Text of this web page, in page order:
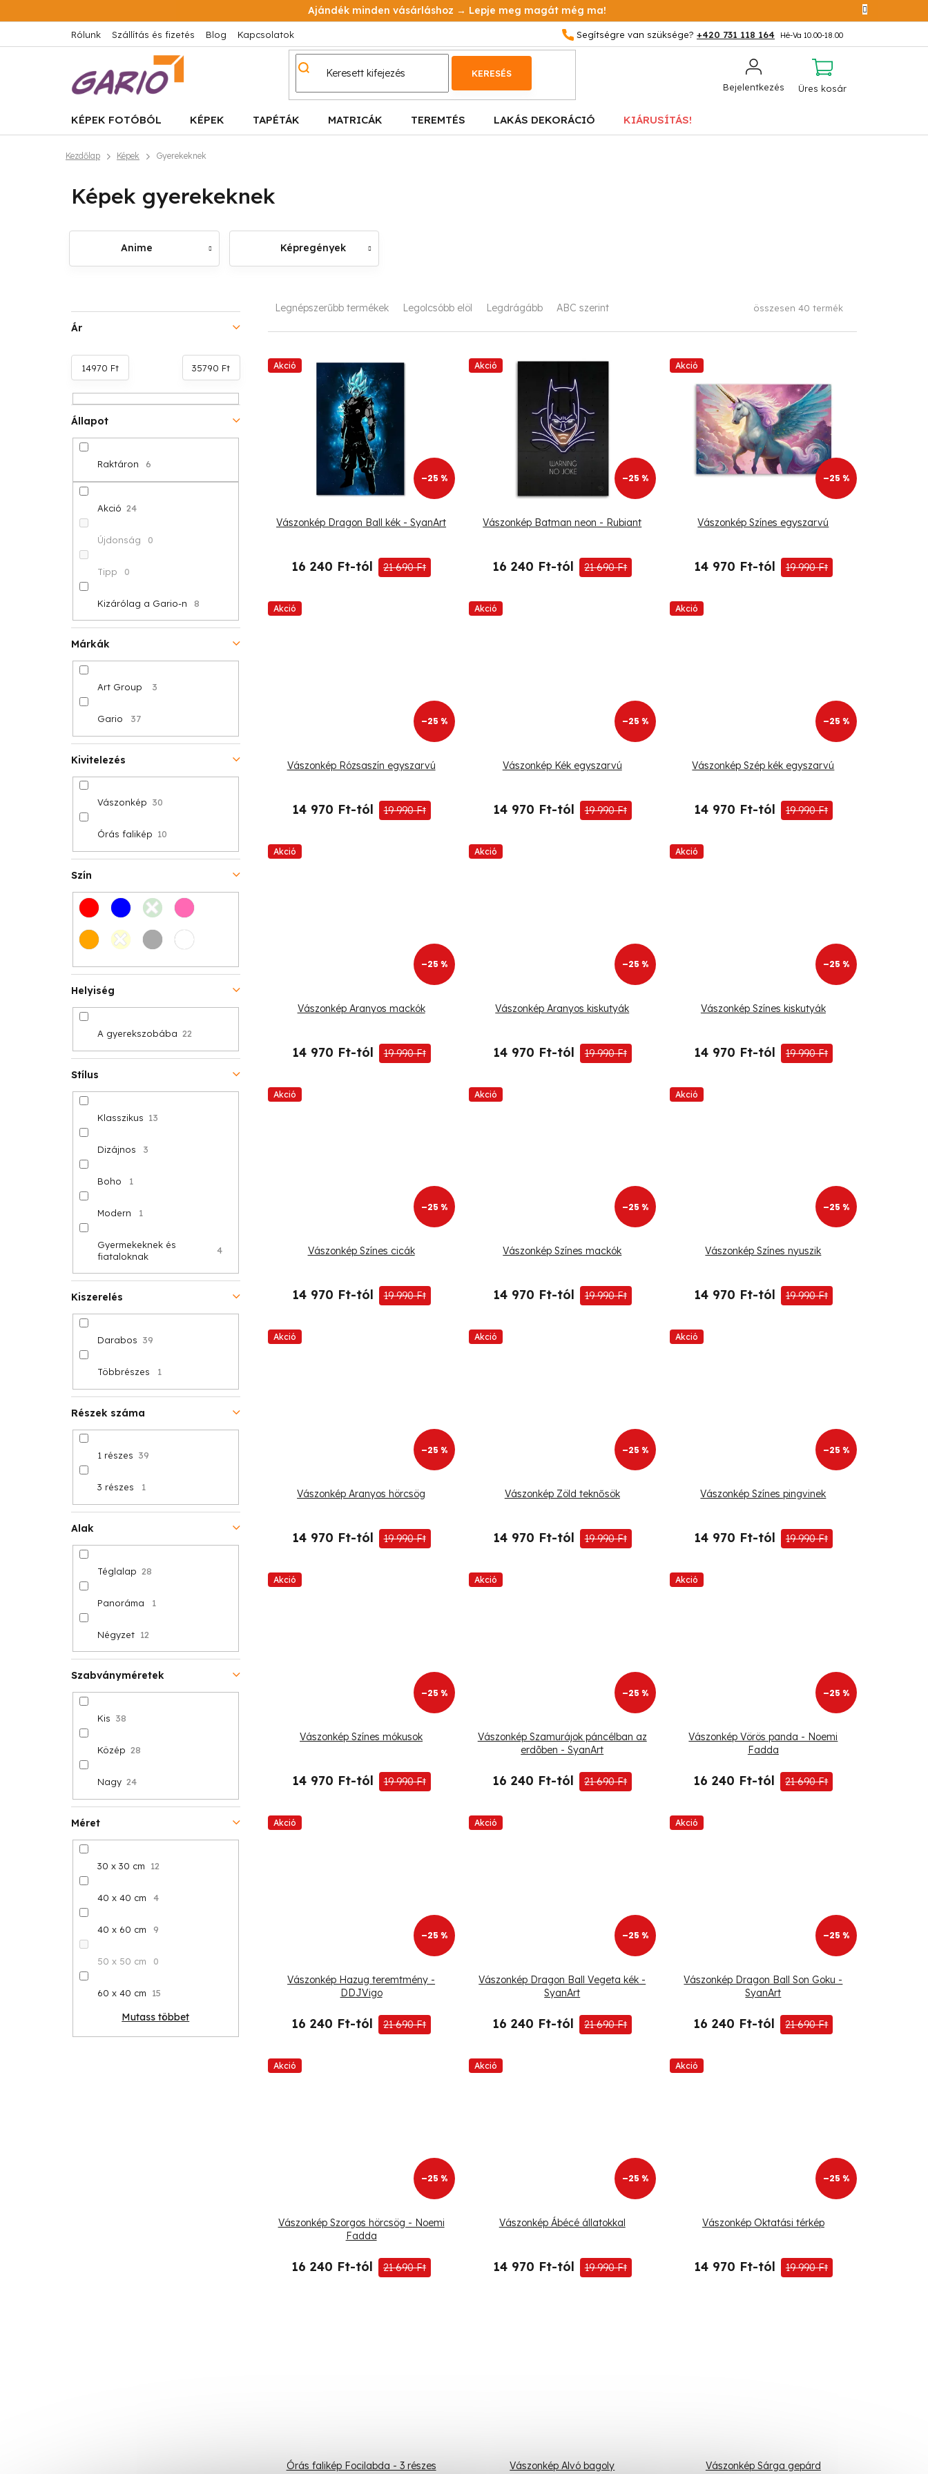
a
tartalomhoz
Ajándék minden vásárláshoz → Lepje meg magát még ma!
+420 731 118 164
Rólunk Szállítás és fizetés Blog Kapcsolatok
Bejelentkezés
KERESÉS
KOSÁR
Üres kosár
KÉPEK FOTÓBÓL KÉPEK TAPÉTÁK MATRICÁK TEREMTÉS LAKÁS DEKORÁCIÓ KIÁRUSÍTÁS!
Kezdőlap Képek Gyerekeknek
Képek gyerekeknek
Anime Képregények
l
d
a
l
s
ó
p
a
e
Ár
14970 Ft 35790 Ft
Állapot
Raktáron 6
Akció 24
Újdonság 0
Tipp 0
Kizárólag a Gario-n 8
Márkák
Art Group 3
Gario 37
Kivitelezés
Vászonkép 30
Órás falikép 10
Szín
Méret
30 x 30 cm 12
40 x 40 cm 4
40 x 60 cm 9
50 x 50 cm 0
60 x 40 cm 15
Mutass többet
Helyiség
A gyerekszobába 22
Stílus
Klasszikus 13
Dizájnos 3
Boho 1
Modern 1
Gyermekeknek és
fiataloknak
4
Kiszerelés
Darabos 39
Többrészes 1
Részek száma
1 részes 39
3 részes 1
Alak
Téglalap 28
Panoráma 1
Négyzet 12
Szabványméretek
Kis 38
Közép 28
Nagy 24
T
m
e
Legnépszerűbb termékek Legolcsóbb elöl Legdrágább ABC szerint összesen 40 termék
T
e
i
Akció
–25 %
Vászonkép Dragon Ball kék - SyanArt
16 240 Ft-tól 21 690 Ft
Akció
–25 %
Vászonkép Batman neon - Rubiant
16 240 Ft-tól 21 690 Ft
Akció
–25 %
Vászonkép Színes egyszarvú
14 970 Ft-tól 19 990 Ft
Akció
–25 %
Vászonkép Rózsaszín egyszarvú
14 970 Ft-tól 19 990 Ft
Akció
–25 %
Vászonkép Kék egyszarvú
14 970 Ft-tól 19 990 Ft
Akció
–25 %
Vászonkép Szép kék egyszarvú
14 970 Ft-tól 19 990 Ft
Akció
–25 %
Vászonkép Aranyos mackók
14 970 Ft-tól 19 990 Ft
Akció
–25 %
Vászonkép Aranyos kiskutyák
14 970 Ft-tól 19 990 Ft
Akció
–25 %
Vászonkép Színes kiskutyák
14 970 Ft-tól 19 990 Ft
Akció
–25 %
Vászonkép Színes cicák
14 970 Ft-tól 19 990 Ft
Akció
–25 %
Vászonkép Színes mackók
14 970 Ft-tól 19 990 Ft
Akció
–25 %
Vászonkép Színes nyuszik
14 970 Ft-tól 19 990 Ft
Akció
–25 %
Vászonkép Aranyos hörcsög
14 970 Ft-tól 19 990 Ft
Akció
–25 %
Vászonkép Zöld teknősök
14 970 Ft-tól 19 990 Ft
Akció
–25 %
Vászonkép Színes pingvinek
14 970 Ft-tól 19 990 Ft
Akció
–25 %
Vászonkép Színes mókusok
14 970 Ft-tól 19 990 Ft
Akció
–25 %
Vászonkép Szamurájok páncélban az
erdõben - SyanArt
16 240 Ft-tól 21 690 Ft
Akció
–25 %
Vászonkép Vörös panda - Noemi
Fadda
16 240 Ft-tól 21 690 Ft
Akció
–25 %
Vászonkép Hazug teremtmény -
DDJVigo
16 240 Ft-tól 21 690 Ft
Akció
–25 %
Vászonkép Dragon Ball Vegeta kék -
SyanArt
16 240 Ft-tól 21 690 Ft
Akció
–25 %
Vászonkép Dragon Ball Son Goku -
SyanArt
16 240 Ft-tól 21 690 Ft
Akció
–25 %
Vászonkép Szorgos hörcsög - Noemi
Fadda
16 240 Ft-tól 21 690 Ft
Akció
–25 %
Vászonkép Ábécé állatokkal
14 970 Ft-tól 19 990 Ft
Akció
–25 %
Vászonkép Oktatási térkép
14 970 Ft-tól 19 990 Ft
Órás falikép Focilabda - 3 részes Vászonkép Alvó bagoly Vászonkép Sárga gepárd